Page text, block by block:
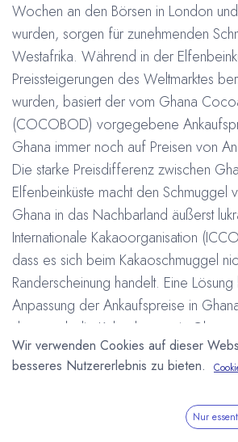
Wochen an den Börsen in London
wurden, sorgen für zunehmenden
Westafrika. Während in der
Preissteigerungen des Weltmarktes
wurden, basiert der vom Ghana
(COCOBOD) vorgegebene
Ghana immer noch auf Preisen von
Die starke Preisdifferenz zwischen
Elfenbeinküste macht den Schmuggel
Ghana in das Nachbarland äußerst
Internationale Kakaoorganisation
dass es sich beim Kakaoschmuggel
Randerscheinung handelt. Eine
Anpassung der Ankaufspreise in
dann auch die Kakaobauern in Ghana
Lohn, bislang sind die
Weltmarkt an ihnen vorbei gegangen.
Wir verwenden Cookies auf dieser
besseres Nutzererlebnis zu bieten.
Nur